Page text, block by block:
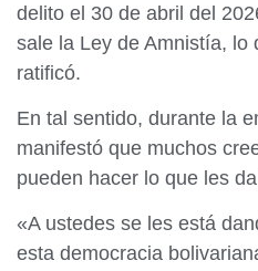
delito el 30 de abril del
sale la Ley de Amnistía, lo
ratificó.
En tal sentido, durante la
manifestó que muchos
pueden hacer lo que les
«A ustedes se les está
esta democracia